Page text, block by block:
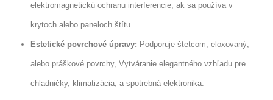
elektromagnetickú ochranu interferencie, ak sa používa v
krytoch alebo paneloch štítu.
Estetické povrchové úpravy: Podporuje štetcom, eloxovaný,
alebo práškové povrchy, Vytváranie elegantného vzhľadu pre
chladničky, klimatizácia, a spotrebná elektronika.